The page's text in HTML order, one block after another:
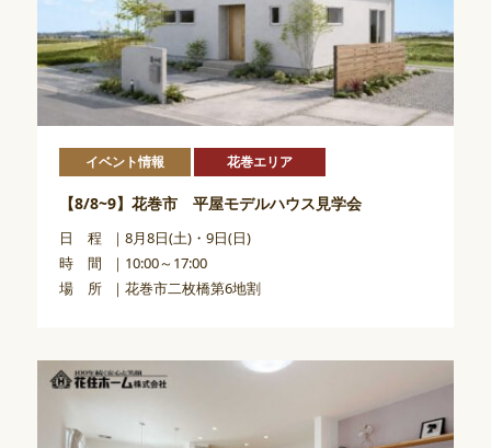
イベント情報 花巻エリア
【8/8~9】花巻市 平屋モデルハウス見学会
日 程
8月8日(土)・9日(日)
時 間
10:00～17:00
場 所
花巻市二枚橋第6地割